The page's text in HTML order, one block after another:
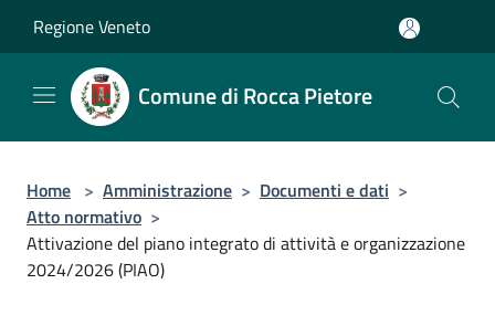
Regione Veneto
Comune di Rocca Pietore
Home > Amministrazione > Documenti e dati >
Atto normativo >
Attivazione del piano integrato di attività e organizzazione
2024/2026 (PIAO)